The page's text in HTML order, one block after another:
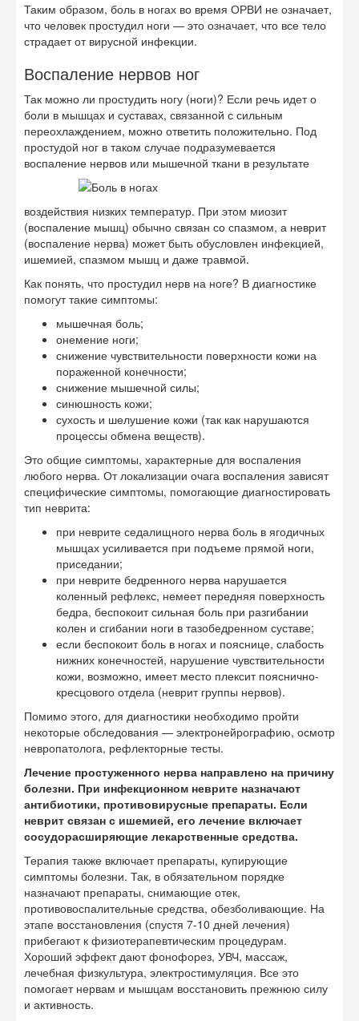
Таким образом, боль в ногах во время ОРВИ не означает,
что человек простудил ноги — это означает, что все тело
страдает от вирусной инфекции.
Воспаление нервов ног
Так можно ли простудить ногу (ноги)? Если речь идет о
боли в мышцах и суставах, связанной с сильным
переохлаждением, можно ответить положительно. Под
простудой ног в таком случае подразумевается
воспаление нервов или мышечной ткани в результате
воздействия низких температур. При этом миозит
(воспаление мышц) обычно связан со спазмом, а неврит
(воспаление нерва) может быть обусловлен инфекцией,
ишемией, спазмом мышц и даже травмой.
Как понять, что простудил нерв на ноге? В диагностике
помогут такие симптомы:
мышечная боль;
онемение ноги;
снижение чувствительности поверхности кожи на
пораженной конечности;
снижение мышечной силы;
синюшность кожи;
сухость и шелушение кожи (так как нарушаются
процессы обмена веществ).
Это общие симптомы, характерные для воспаления
любого нерва. От локализации очага воспаления зависят
специфические симптомы, помогающие диагностировать
тип неврита:
при неврите седалищного нерва боль в ягодичных
мышцах усиливается при подъеме прямой ноги,
приседании;
при неврите бедренного нерва нарушается
коленный рефлекс, немеет передняя поверхность
бедра, беспокоит сильная боль при разгибании
колен и сгибании ноги в тазобедренном суставе;
если беспокоит боль в ногах и пояснице, слабость
нижних конечностей, нарушение чувствительности
кожи, возможно, имеет место плексит пояснично-
кресцового отдела (неврит группы нервов).
Помимо этого, для диагностики необходимо пройти
некоторые обследования — электронейрографию, осмотр
невропатолога, рефлекторные тесты.
Лечение простуженного нерва направлено на причину
болезни. При инфекционном неврите назначают
антибиотики, противовирусные препараты. Если
неврит связан с ишемией, его лечение включает
сосудорасширяющие лекарственные средства.
Терапия также включает препараты, купирующие
симптомы болезни. Так, в обязательном порядке
назначают препараты, снимающие отек,
противовоспалительные средства, обезболивающие. На
этапе восстановления (спустя 7-10 дней лечения)
прибегают к физиотерапевтическим процедурам.
Хороший эффект дают фонофорез, УВЧ, массаж,
лечебная физкультура, электростимуляция. Все это
помогает нервам и мышцам восстановить прежнюю силу
и активность.